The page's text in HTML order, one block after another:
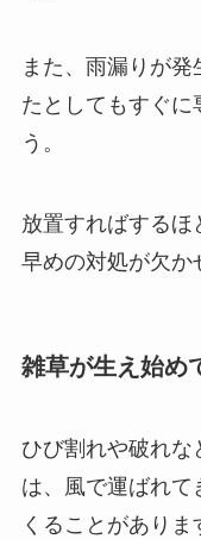
また、雨漏りが
たとしてもすぐに
う。
放置すればするほ
早めの対処が欠か
雑草が生え始め
ひび割れや破れな
は、風で運ばれて
くることがありま